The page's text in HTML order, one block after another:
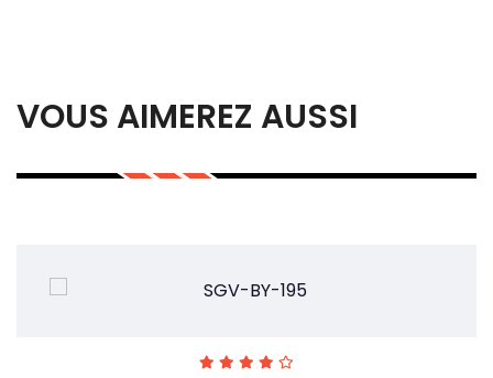
VOUS AIMEREZ AUSSI